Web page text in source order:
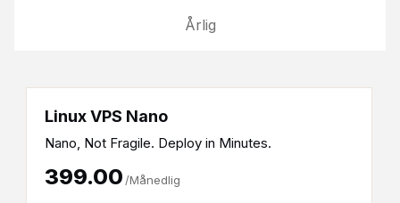
Årlig
Linux VPS Nano
Nano, Not Fragile. Deploy in Minutes.
₹399.00 /Månedlig